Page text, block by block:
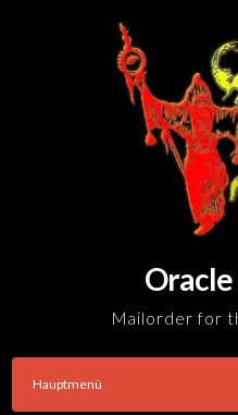
Oracle
Mailorder for
Hauptmenü